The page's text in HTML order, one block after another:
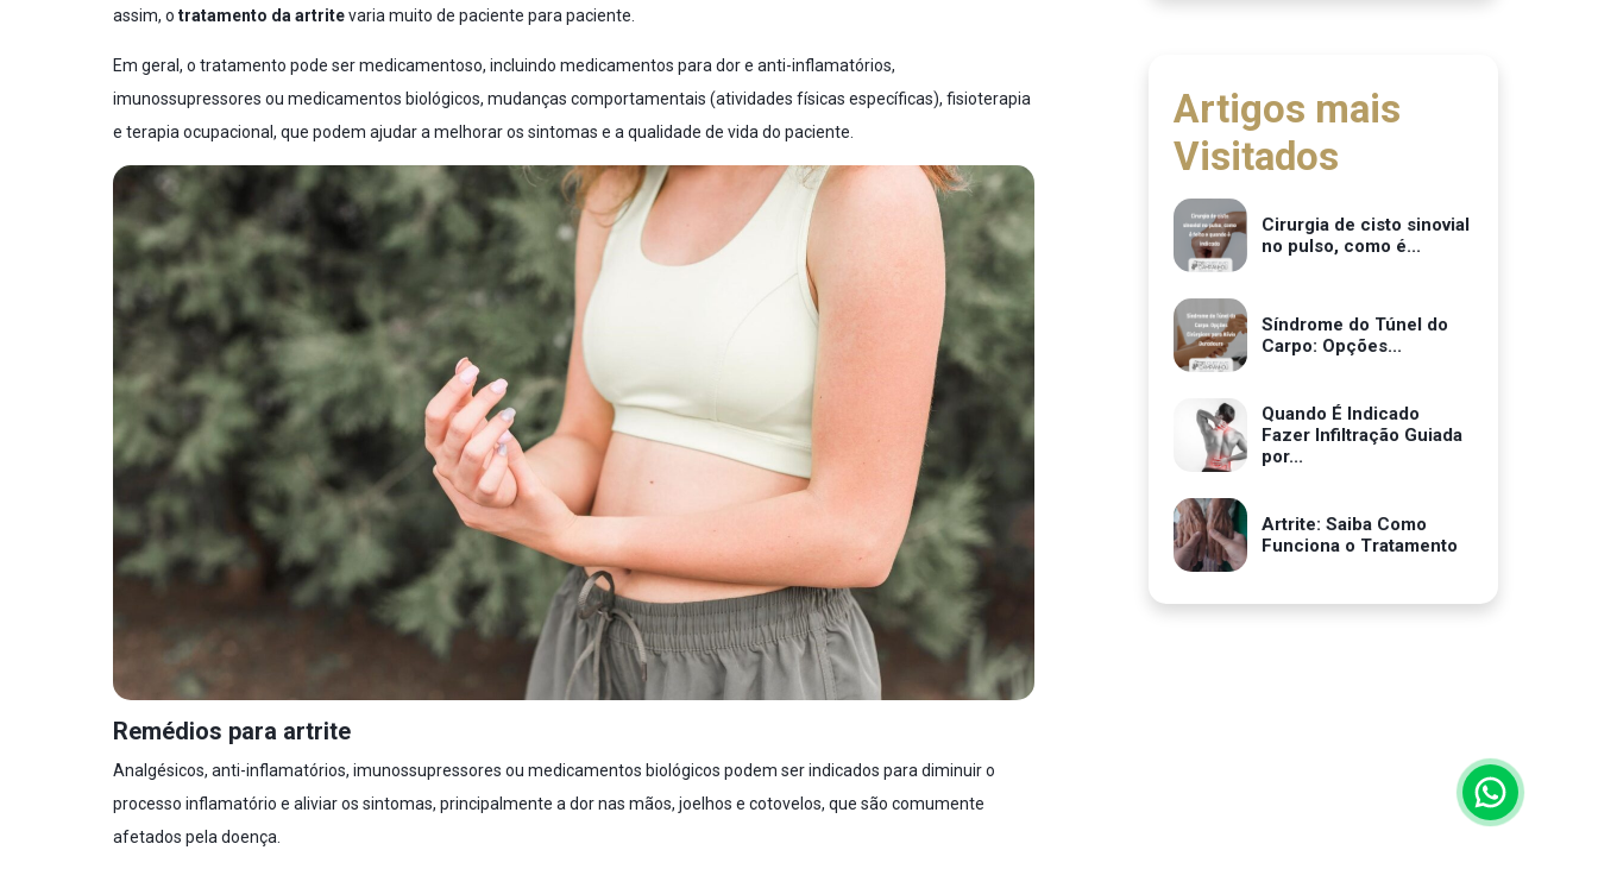
assim, o tratamento da artritevaria muito de paciente para paciente.
Em geral, o tratamento pode ser medicamentoso, incluindo medicamentos para dor e anti-inflamatórios,
imunossupressores ou medicamentos biológicos, mudanças comportamentais (atividades físicas específicas), fisioterapia
e terapia ocupacional, que podem ajudar a melhorar os sintomas e a qualidade de vida do paciente.
Remédios para artrite
Analgésicos, anti-inflamatórios, imunossupressores ou medicamentos biológicos podem ser indicados para diminuir o
processo inflamatório e aliviar os sintomas, principalmente a dor nas mãos, joelhos e cotovelos, que são comumente
afetados pela doença.
Artigos mais
Visitados
Cirurgia de cisto sinovial
no pulso, como é...
Síndrome do Túnel do
Carpo: Opções...
Quando É Indicado
Fazer Infiltração Guiada
por...
Artrite: Saiba Como
Funciona o Tratamento